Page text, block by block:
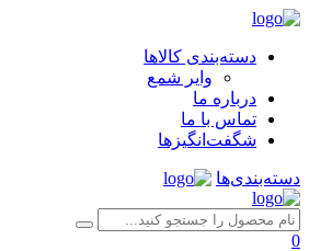
دسته‌بندی کالاها
وایر شمع
درباره ما
تماس با ما
شگفت‌انگیزها
دسته‌بندی‌ها
0